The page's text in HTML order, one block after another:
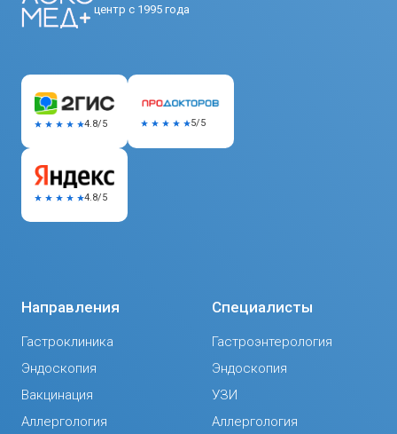
центр с 1995 года
Направления
Гастроклиника
Эндоскопия
Вакцинация
Аллергология
Специалисты
Гастроэнтерология
Эндоскопия
УЗИ
Аллергология
4.8/5 5/5
4.8/5